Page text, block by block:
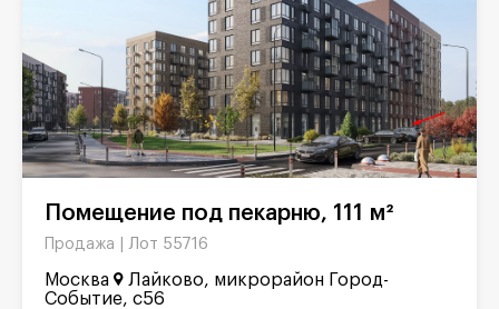
Помещение под пекарню, 111 м²
Продажа | Лот 55716
Москва
Лайково, микрорайон Город-
Событие, с56